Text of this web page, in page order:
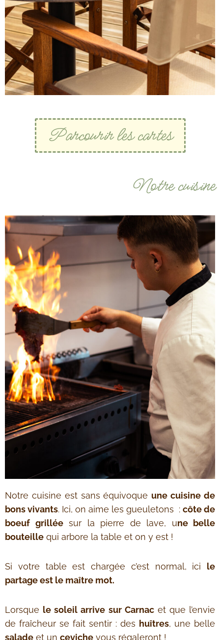
Parcourir les cartes
Notre cuisine
Notre cuisine est sans équivoque une cuisine de
bons vivants. Ici, on aime les gueuletons : côte de
boeuf grilléesur la pierre de lave, une belle
bouteille qui arbore la table et on y est !
Si votre table est chargée c’est normal, ici le
partage est le maître mot.
Lorsque le soleil arrive sur Carnacet que l’envie
de fraîcheur se fait sentir : des huîtres, une belle
salade et un ceviche vous régaleront !